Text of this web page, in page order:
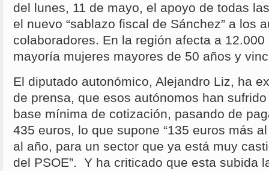
del lunes, 11 de mayo, el apoyo de todas
el nuevo “sablazo fiscal de Sánchez” a los
colaboradores. En la región afecta a
mayoría mujeres mayores de 50 años y
El diputado autonómico, Alejandro Liz, ha
de prensa, que esos autónomos han
base mínima de cotización, pasando de
435 euros, lo que supone “135 euros más
al año, para un sector que ya está muy
del PSOE”. Y ha criticado que esta subida